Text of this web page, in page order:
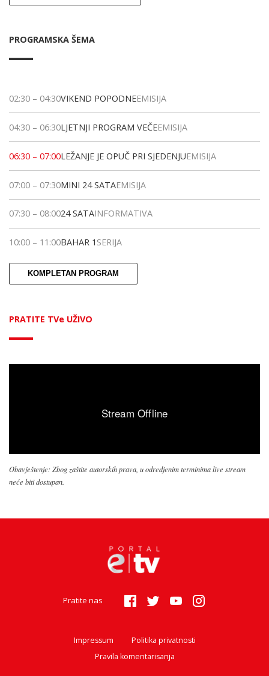
PROGRAMSKA ŠEMA
02:30 – 04:30VIKEND POPODNEEMISIJA
04:30 – 06:30LJETNJI PROGRAM VEČEEMISIJA
06:30 – 07:00LEŽANJE JE OPUČ PRI SJEDENJUEMISIJA
07:00 – 07:30MINI 24 SATAEMISIJA
07:30 – 08:0024 SATAINFORMATIVA
10:00 – 11:00BAHAR 1 SERIJA
KOMPLETAN PROGRAM
PRATITE TVe UŽIVO
Obavještenje: Zbog zaštite autorskih prava, u odredjenim terminima live stream
neće biti dostupan.
Pratite nas
Impressum
Politika privatnosti
Pravila komentarisanja